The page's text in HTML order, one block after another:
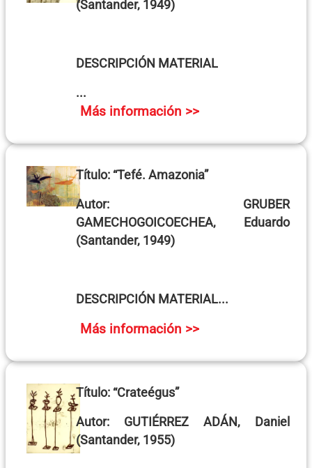
(Santander, 1949)
DESCRIPCIÓN MATERIAL
...
Más información >>
Título: “Tefé. Amazonia”
Autor:GRUBER
GAMECHOGOICOECHEA, Eduardo
(Santander, 1949)
DESCRIPCIÓN MATERIAL...
Más información >>
Título: “Crateégus”
Autor: GUTIÉRREZ ADÁN, Daniel
(Santander, 1955)